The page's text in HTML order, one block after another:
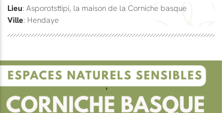
Lieu: Asporotsttipi, la maison de la Corniche basque
Ville: Hendaye